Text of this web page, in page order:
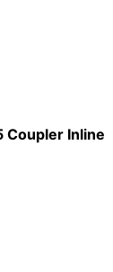
Coupler Inline